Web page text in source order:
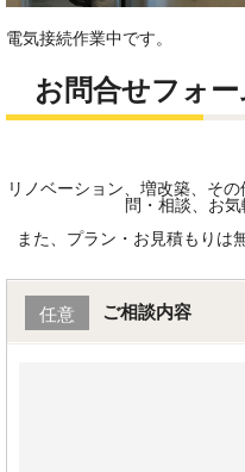
電気接続作業中です。
お問合せフォ
リノベーション、増改築、そ
問・相談、お
また、プラン・お見積もりは
任意 ご相談内容